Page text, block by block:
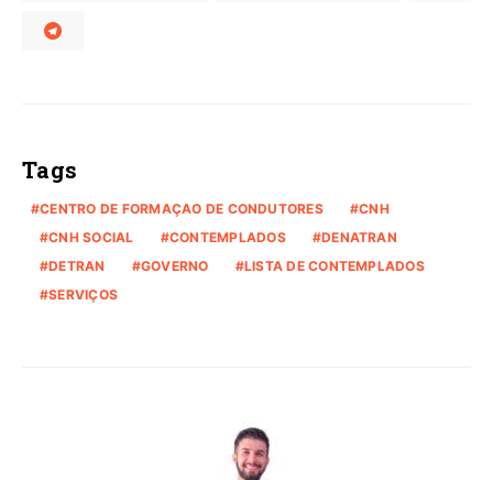
Tags
CENTRO DE FORMAÇAO DE CONDUTORES
CNH
CNH SOCIAL
CONTEMPLADOS
DENATRAN
DETRAN
GOVERNO
LISTA DE CONTEMPLADOS
SERVIÇOS